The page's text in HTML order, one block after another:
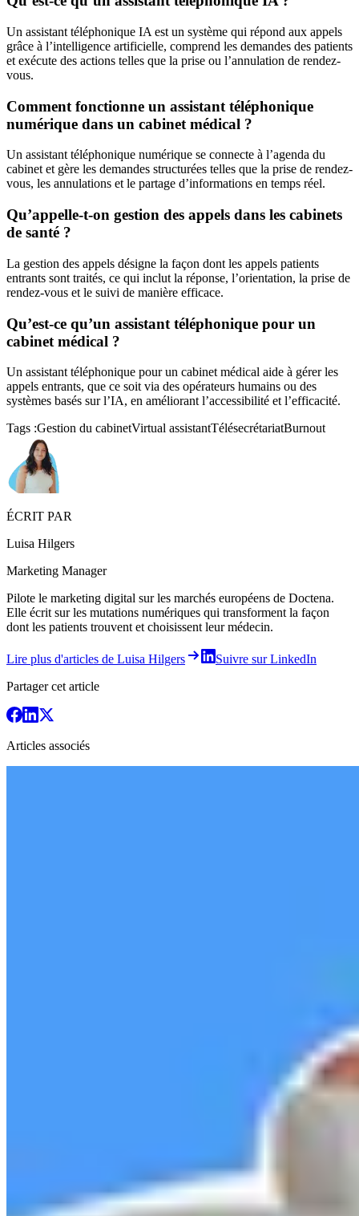
Un assistant téléphonique IA est un système qui répond aux appels
grâce à l’intelligence artificielle, comprend les demandes des patients
et exécute des actions telles que la prise ou l’annulation de rendez-
vous.
Comment fonctionne un assistant téléphonique
numérique dans un cabinet médical ?
Un assistant téléphonique numérique se connecte à l’agenda du
cabinet et gère les demandes structurées telles que la prise de rendez-
vous, les annulations et le partage d’informations en temps réel.
Qu’appelle-t-on gestion des appels dans les cabinets
de santé ?
La gestion des appels désigne la façon dont les appels patients
entrants sont traités, ce qui inclut la réponse, l’orientation, la prise de
rendez-vous et le suivi de manière efficace.
Qu’est-ce qu’un assistant téléphonique pour un
cabinet médical ?
Un assistant téléphonique pour un cabinet médical aide à gérer les
appels entrants, que ce soit via des opérateurs humains ou des
systèmes basés sur l’IA, en améliorant l’accessibilité et l’efficacité.
Tags :Gestion du cabinetVirtual assistantTélésecrétariatBurnout
ÉCRIT PAR
Luisa Hilgers
Marketing Manager
Pilote le marketing digital sur les marchés européens de Doctena.
Elle écrit sur les mutations numériques qui transforment la façon
dont les patients trouvent et choisissent leur médecin.
Lire plus d'articles de Luisa Hilgers
Suivre sur LinkedIn
Partager cet article
Articles associés